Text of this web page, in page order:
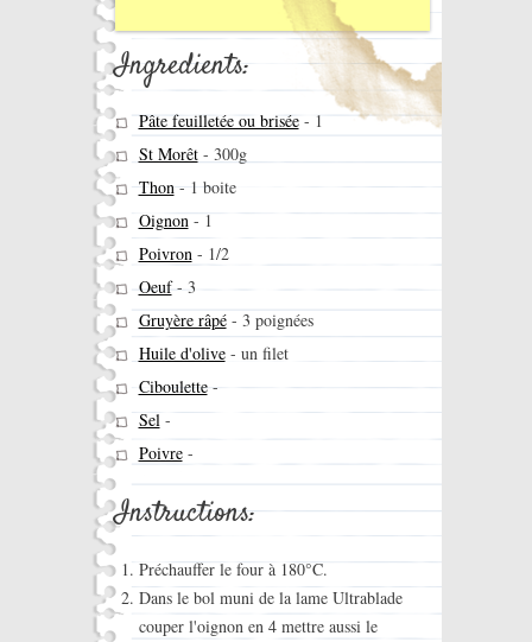
Ingredients:
Pâte feuilletée ou brisée- 1
St Morêt- 300g
Thon-1 boite
Oignon-1
Poivron- 1/2
Oeuf- 3
Gruyère râpé- 3 poignées
Huile d'olive- un filet
Ciboulette-
Sel-
Poivre-
Instructions:
Préchauffer le four à 180°C.
Dans le bol muni de la lame Ultrablade
couper l'oignon en 4 mettre aussi le